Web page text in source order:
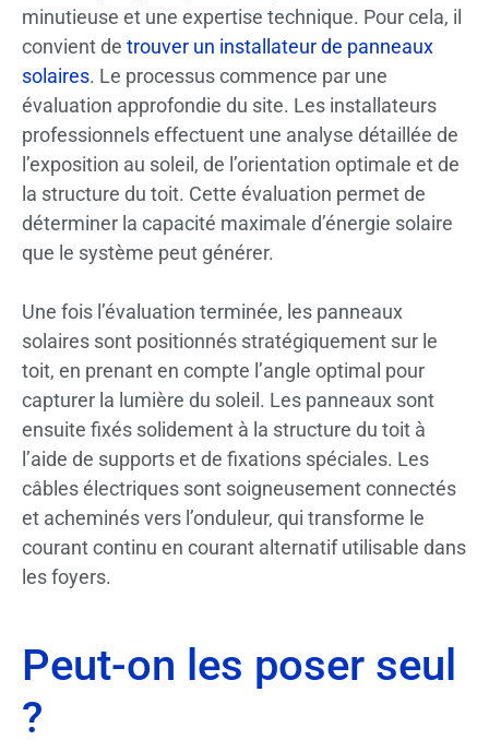
minutieuse et une expertise technique. Pour cela, il
convient de trouver un installateur de panneaux
solaires. Le processus commence par une
évaluation approfondie du site. Les installateurs
professionnels effectuent une analyse détaillée de
l’exposition au soleil, de l’orientation optimale et de
la structure du toit. Cette évaluation permet de
déterminer la capacité maximale d’énergie solaire
que le système peut générer.
Une fois l’évaluation terminée, les panneaux
solaires sont positionnés stratégiquement sur le
toit, en prenant en compte l’angle optimal pour
capturer la lumière du soleil. Les panneaux sont
ensuite fixés solidement à la structure du toit à
l’aide de supports et de fixations spéciales. Les
câbles électriques sont soigneusement connectés
et acheminés vers l’onduleur, qui transforme le
courant continu en courant alternatif utilisable dans
les foyers.
Peut-on les poser seul
?